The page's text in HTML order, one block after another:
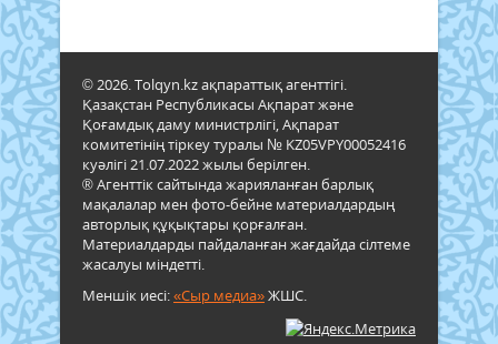
© 2026. Tolqyn.kz ақпараттық агенттігі.
Қазақстан Республикасы Ақпарат және
Қоғамдық даму министрлігі, Ақпарат
комитетінің тіркеу туралы № KZ05VPY00052416
куәлігі 21.07.2022 жылы берілген.
® Агенттік сайтында жарияланған барлық
мақалалар мен фото-бейне материалдардың
авторлық құқықтары қорғалған.
Материалдарды пайдаланған жағдайда сілтеме
жасалуы міндетті.
Меншік иесі:«Сыр медиа»ЖШС.